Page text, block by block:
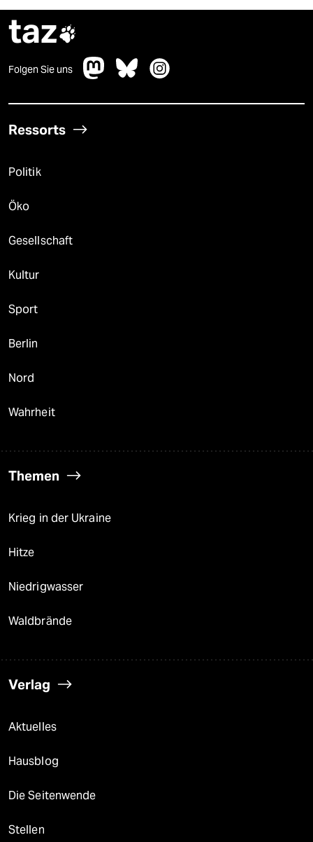
taz
Folgen Sie uns
Ressorts
Politik
Öko
Gesellschaft
Kultur
Sport
Berlin
Nord
Wahrheit
Themen
Krieg in der Ukraine
Hitze
Niedrigwasser
Waldbrände
Verlag
Aktuelles
Hausblog
Die Seitenwende
Stellen